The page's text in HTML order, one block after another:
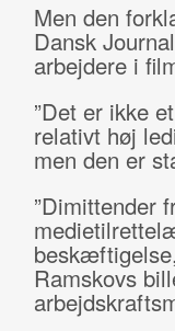
Men den
Dansk
arbejdere i
”Det er ikke
relativt høj
men den er
”Dimittender
Ramskovs